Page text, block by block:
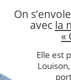
On
avec la
«
Elle est